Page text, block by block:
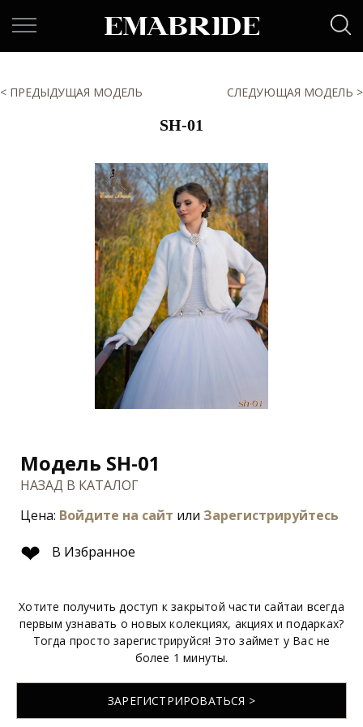
< ПРЕДЫДУЩАЯ МОДЕЛЬ СЛЕДУЮЩАЯ МОДЕЛЬ >
SH-01
Модель SH-01
НАЗАД В КАТАЛОГ
Цена: Войдите на сайт или Зарегистрируйтесь
❤ В Избранное
Хотите получить доступ к закрытой части сайтаи всегда
первым узнавать о новых колекциях, акциях и подарках?
Тогда просто зарегистрируйся! Это займет у Вас не
более 1 минуты.
ЗАРЕГИСТРИРОВАТЬСЯ >